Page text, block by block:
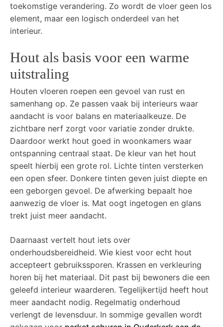
toekomstige verandering. Zo wordt de vloer geen los
element, maar een logisch onderdeel van het
interieur.
Hout als basis voor een warme
uitstraling
Houten vloeren roepen een gevoel van rust en
samenhang op. Ze passen vaak bij interieurs waar
aandacht is voor balans en materiaalkeuze. De
zichtbare nerf zorgt voor variatie zonder drukte.
Daardoor werkt hout goed in woonkamers waar
ontspanning centraal staat. De kleur van het hout
speelt hierbij een grote rol. Lichte tinten versterken
een open sfeer. Donkere tinten geven juist diepte en
een geborgen gevoel. De afwerking bepaalt hoe
aanwezig de vloer is. Mat oogt ingetogen en glans
trekt juist meer aandacht.
Daarnaast vertelt hout iets over
onderhoudsbereidheid. Wie kiest voor echt hout
accepteert gebruikssporen. Krassen en verkleuring
horen bij het materiaal. Dit past bij bewoners die een
geleefd interieur waarderen. Tegelijkertijd heeft hout
meer aandacht nodig. Regelmatig onderhoud
verlengt de levensduur. In sommige gevallen wordt